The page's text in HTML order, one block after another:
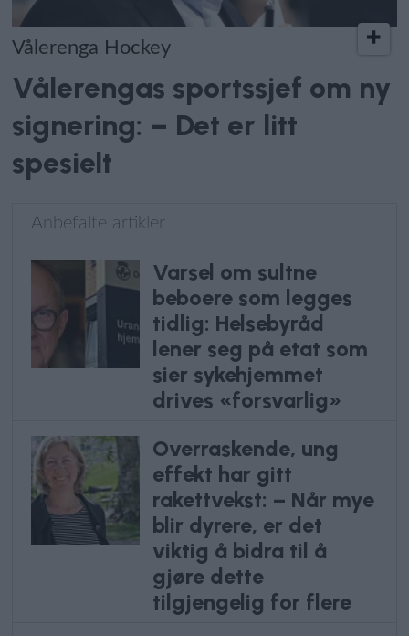
Vålerenga Hockey
Vålerengas sportssjef om ny
signering: – Det er litt
spesielt
Anbefalte artikler
Varsel om sultne
beboere som legges
tidlig: Helsebyråd
lener seg på etat som
sier sykehjemmet
drives «forsvarlig»
Overraskende, ung
effekt har gitt
rakettvekst: – Når mye
blir dyrere, er det
viktig å bidra til å
gjøre dette
tilgjengelig for flere